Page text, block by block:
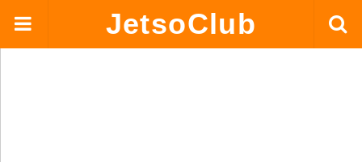
JetsoClub